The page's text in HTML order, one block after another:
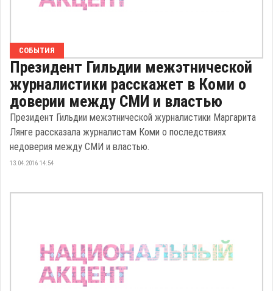
СОБЫТИЯ
Президент Гильдии межэтнической
журналистики расскажет в Коми о
доверии между СМИ и властью
Президент Гильдии межэтнической журналистики Маргарита
Лянге рассказала журналистам Коми о последствиях
недоверия между СМИ и властью.
13.04.2016 14:54